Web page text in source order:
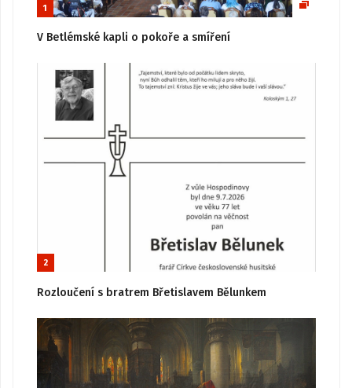
1
V Betlémské kapli o pokoře a smíření
2
Rozloučení s bratrem Břetislavem Bělunkem